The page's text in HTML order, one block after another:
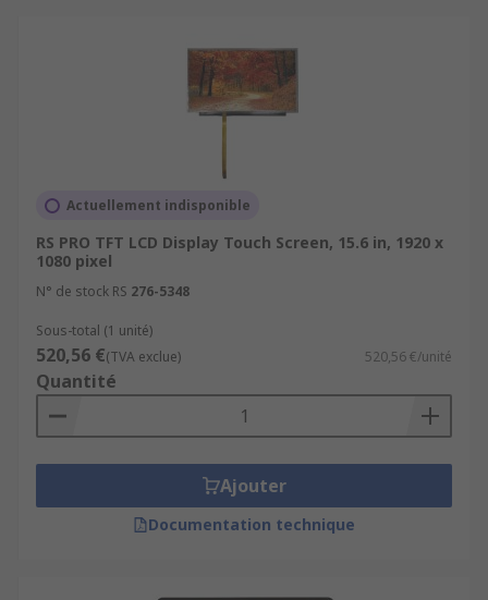
Actuellement indisponible
RS PRO TFT LCD Display Touch Screen, 15.6 in, 1920 x
1080 pixel
N° de stock RS 276-5348
Sous-total (1 unité)
520,56 €(TVA exclue) 520,56 €/unité
Quantité
Ajouter
Documentation technique